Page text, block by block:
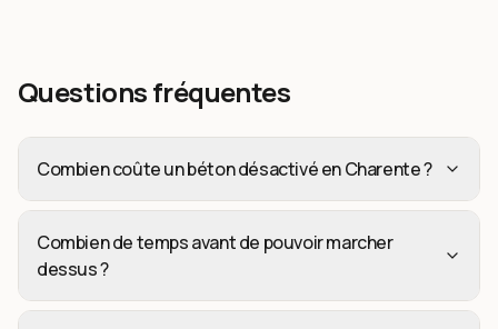
Questions fréquentes
Combien coûte un béton désactivé en Charente ?
Combien de temps avant de pouvoir marcher
dessus ?